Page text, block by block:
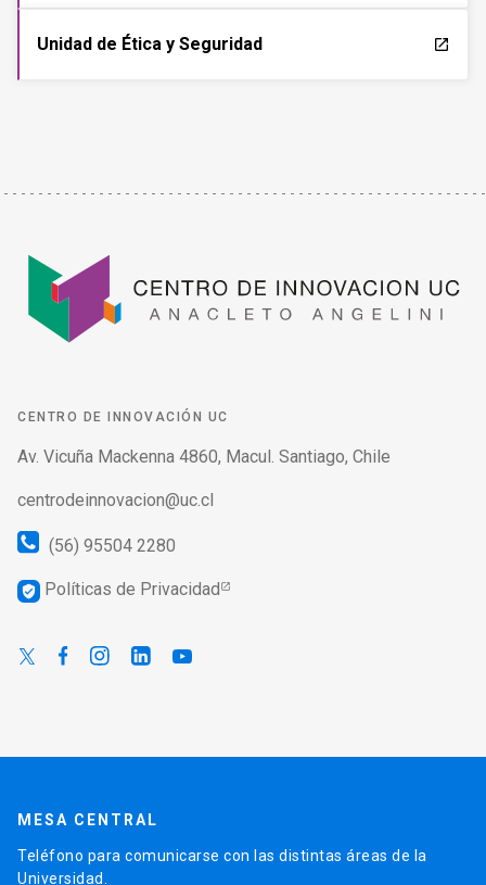
Unidad de Ética y Seguridad launch
CENTRO DE INNOVACIÓN UC
Av. Vicuña Mackenna 4860, Macul. Santiago, Chile
centrodeinnovacion@uc.cl
(56) 95504 2280
verified_user Políticas de Privacidad
MESA CENTRAL
Teléfono para comunicarse con las distintas áreas de la
Universidad.